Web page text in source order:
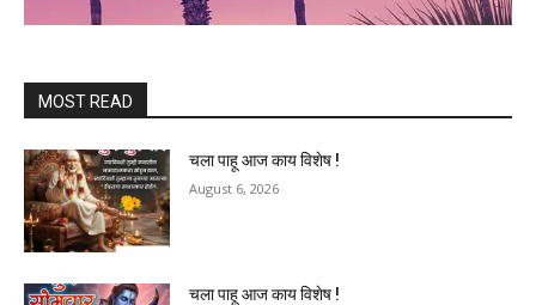
MOST READ
चला पाहू आज काय विशेष !
August 6, 2026
चला पाहू आज काय विशेष !